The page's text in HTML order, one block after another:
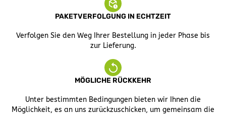
PAKETVERFOLGUNG IN ECHTZEIT
Verfolgen Sie den Weg Ihrer Bestellung in jeder Phase bis
zur Lieferung.
MÖGLICHE RÜCKKEHR
Unter bestimmten Bedingungen bieten wir Ihnen die
Möglichkeit, es an uns zurückzuschicken, um gemeinsam die